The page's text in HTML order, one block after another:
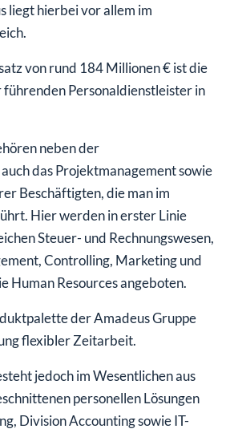
liegt hierbei vor allem im
von rund 184 Millionen € ist die
führenden Personaldienstleister in
neben der
das Projektmanagement sowie
Beschäftigten, die man im
Hier werden in erster Linie
Steuer- und Rechnungswesen,
Controlling, Marketing und
Human Resources angeboten.
der Amadeus Gruppe
flexibler Zeitarbeit.
jedoch im Wesentlichen aus
personellen Lösungen
Division Accounting sowie IT-